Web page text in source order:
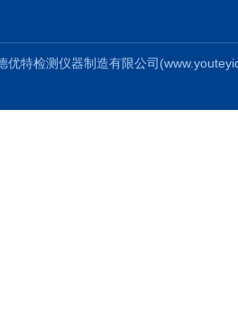
优特检测仪器制造有限公司